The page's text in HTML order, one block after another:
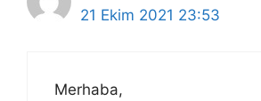
21 Ekim 2021 23:53
Merhaba,